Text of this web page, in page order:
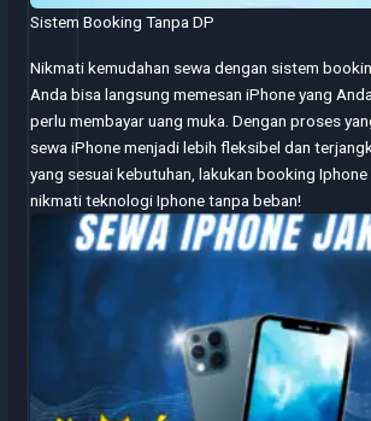
Sistem Booking Tanpa DP
Nikmati kemudahan sewa dengan sistem
Anda bisa langsung memesan iPhone yang
perlu membayar uang muka. Dengan proses
sewa iPhone menjadi lebih fleksibel dan
yang sesuai kebutuhan, lakukan booking
nikmati teknologi Iphone tanpa beban!